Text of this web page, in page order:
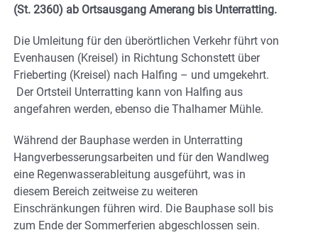
(St. 2360) ab Ortsausgang Amerang bis Unterratting.
Die Umleitung für den überörtlichen Verkehr führt von
Evenhausen (Kreisel) in Richtung Schonstett über
Frieberting (Kreisel) nach Halfing – und umgekehrt.
Der Ortsteil Unterratting kann von Halfing aus
angefahren werden, ebenso die Thalhamer Mühle.
Während der Bauphase werden in Unterratting
Hangverbesserungsarbeiten und für den Wandlweg
eine Regenwasserableitung ausgeführt, was in
diesem Bereich zeitweise zu weiteren
Einschränkungen führen wird. Die Bauphase soll bis
zum Ende der Sommerferien abgeschlossen sein.